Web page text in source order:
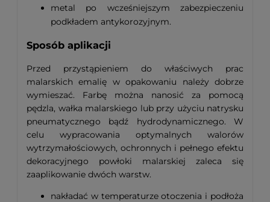
metal po wcześniejszym zabezpieczeniu
podkładem antykorozyjnym.
Sposób aplikacji
Przed przystąpieniem do właściwych prac
malarskich emalię w opakowaniu należy dobrze
wymieszać. Farbę można nanosić za pomocą
pędzla, wałka malarskiego lub przy użyciu natrysku
pneumatycznego bądź hydrodynamicznego. W
celu wypracowania optymalnych walorów
wytrzymałościowych, ochronnych i pełnego efektu
dekoracyjnego powłoki malarskiej zaleca się
zaaplikowanie dwóch warstw.
nakładać w temperaturze otoczenia i podłoża